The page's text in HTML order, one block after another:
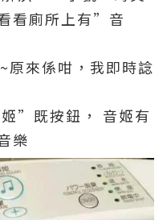
看廁所上有”音
來係咁，我即時諗
”既按鈕， 音姬有
樂